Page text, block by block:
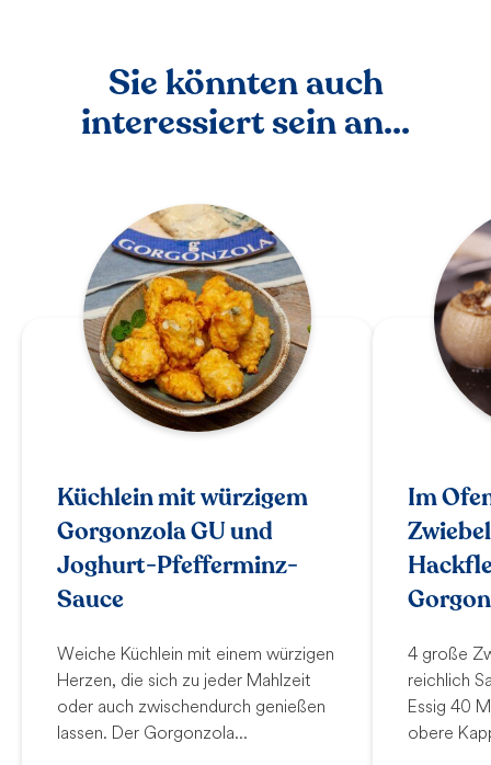
Sie könnten auch
interessiert sein an...
Küchlein mit würzigem
Gorgonzola GU und
Joghurt-Pfefferminz-
Sauce
Weiche Küchlein mit einem würzigen
Herzen, die sich zu jeder Mahlzeit
oder auch zwischendurch genießen
lassen. Der Gorgonzola...
Im
4 große
reichlich
Essig 40
obere